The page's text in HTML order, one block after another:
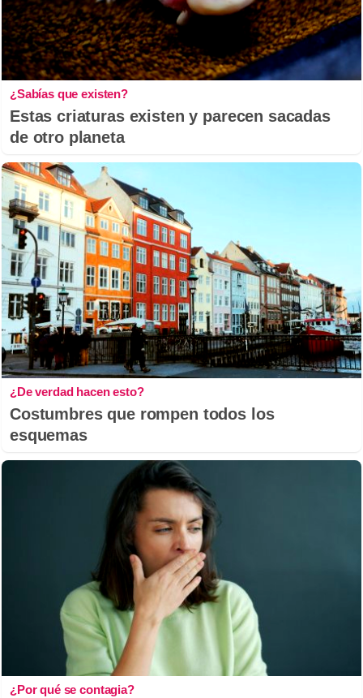
¿Sabías que existen?
Estas criaturas existen y parecen sacadas
de otro planeta
¿De verdad hacen esto?
Costumbres que rompen todos los
esquemas
¿Por qué se contagia?